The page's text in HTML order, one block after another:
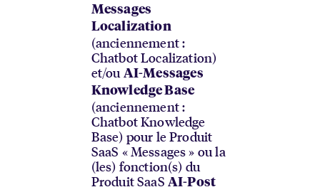
Messages
Localization
(anciennement :
Chatbot Localization)
et/ou AI-Messages
Knowledge Base
(anciennement :
Chatbot Knowledge
Base) pour le Produit
SaaS « Messages » ou la
(les) fonction(s) du
Produit SaaS AI-Post